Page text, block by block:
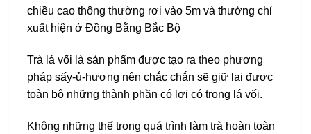
chiều cao thông thường rơi vào 5m và thường chỉ
xuất hiện ở Đồng Bằng Bắc Bộ
Trà lá vối là sản phẩm được tạo ra theo phương
pháp sấy-ủ-hương nên chắc chắn sẽ giữ lại được
toàn bộ những thành phần có lợi có trong lá vối.
Không những thế trong quá trình làm trà hoàn toàn